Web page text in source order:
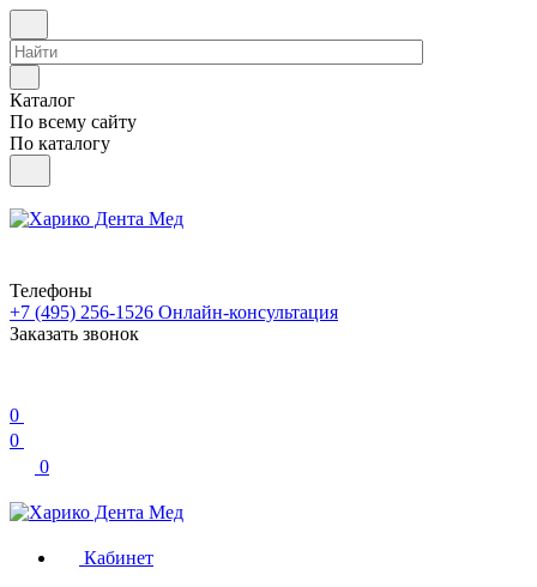
Каталог
По всему сайту
По каталогу
Телефоны
+7 (495) 256-1526 Онлайн-консультация
Заказать звонок
0
0
0
Кабинет